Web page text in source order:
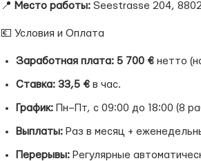
📍 Место работы: Seestrasse 204,
💶 Условия и Оплата
Заработная плата: 5 700 € нетто
Ставка: 33,5 € в час.
График: Пн–Пт, с 09:00 до 18:00 (8
Выплаты: Раз в месяц +
Перерывы: Регулярные